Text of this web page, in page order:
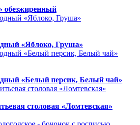
обезжиренный
«Яблоко, Груша»
«Белый персик, Белый чай»
столовая «Ломтевская»